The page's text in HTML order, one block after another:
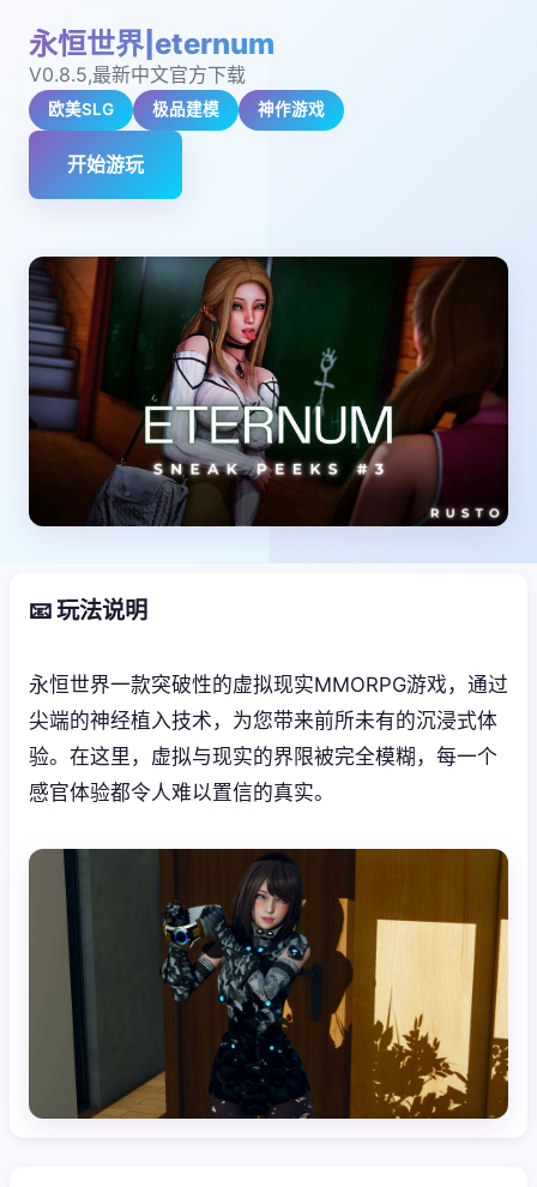
永恒世界|eternum
V0.8.5,最新中文官方下载
欧美SLG 极品建模 神作游戏
开始游玩
📧 玩法说明
永恒世界一款突破性的虚拟现实MMORPG游戏，通过
尖端的神经植入技术，为您带来前所未有的沉浸式体
验。在这里，虚拟与现实的界限被完全模糊，每一个
感官体验都令人难以置信的真实。